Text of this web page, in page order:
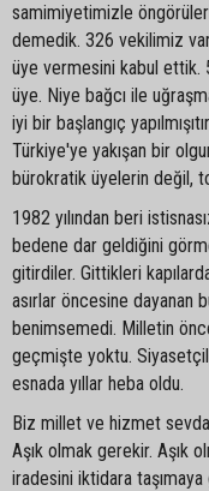
samimiyetimizle
demedik. 326 vekilimiz
üye vermesini kabul ettik.
üye. Niye bağcı ile
iyi bir başlangıç
Türkiye'ye yakışan bir
bürokratik üyelerin değil,
1982 yılından beri
bedene dar geldiğini
gitirdiler. Gittikleri
asırlar öncesine dayanan
benimsemedi. Milletin
geçmişte yoktu.
esnada yıllar heba oldu.
Biz millet ve hizmet
Aşık olmak gerekir. Aşık
iradesini iktidara